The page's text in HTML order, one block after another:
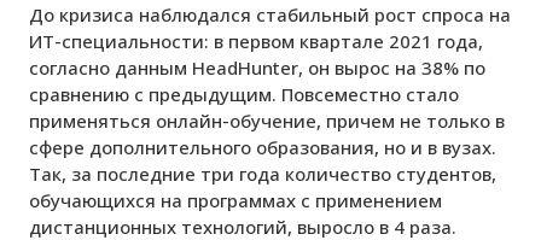
До кризиса наблюдался стабильный рост спроса на
ИТ-специальности: в первом квартале 2021 года,
согласно данным HeadHunter, он вырос на 38% по
сравнению с предыдущим. Повсеместно стало
применяться онлайн-обучение, причем не только в
сфере дополнительного образования, но и в вузах.
Так, за последние три года количество студентов,
обучающихся на программах с применением
дистанционных технологий, выросло в 4 раза.